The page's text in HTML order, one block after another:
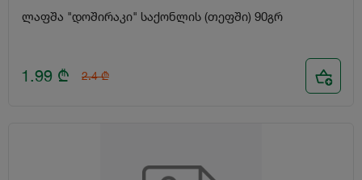
ლაფშა "დოშირაკი" საქონლის (თეფში) 90გრ
1.99 ₾ 2.4 ₾